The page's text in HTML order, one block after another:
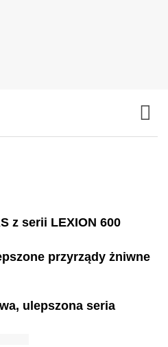
z serii LEXION 600
przyrządy żniwne
ulepszona seria